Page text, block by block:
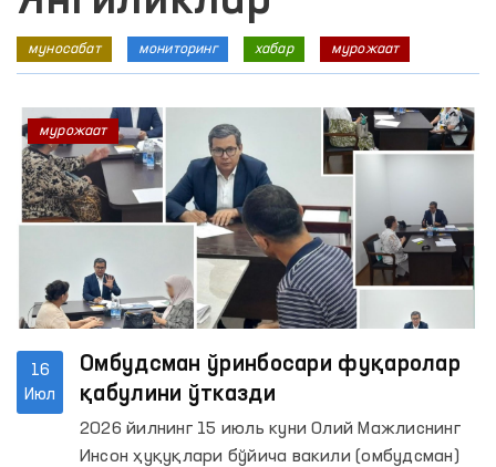
муносабат мониторинг хабар мурожаат
16
Июл
Омбудсман ўринбосари фуқаролар
қабулини ўтказди
2026 йилнинг 15 июль куни Олий Мажлиснинг
Инсон ҳуқуқлари бўйича вакили (омбудсман)
мурожаат